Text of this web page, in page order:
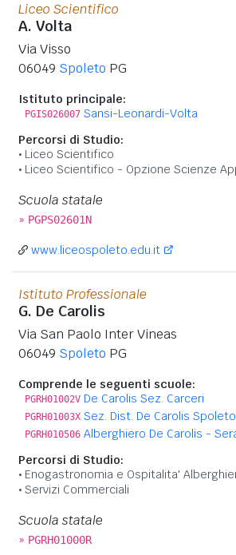
Liceo Scientifico
A. Volta
Via Visso
06049 Spoleto PG
Istituto principale:
PGIS026007 Sansi-Leonardi-Volta
Percorsi di Studio:
Liceo Scientifico
Liceo Scientifico - Opzione Scienze
Scuola statale
» PGPS02601N
www.liceospoleto.edu.it
Istituto Professionale
G. De Carolis
Via San Paolo Inter Vineas
06049 Spoleto PG
Comprende le seguenti scuole:
PGRH01002V De Carolis Sez. Carceri
PGRH01003X Sez. Dist. De Carolis Spoleto
PGRH010506 Alberghiero De Carolis -
Percorsi di Studio:
Enogastronomia e Ospitalita'
Servizi Commerciali
Scuola statale
» PGRH01000R